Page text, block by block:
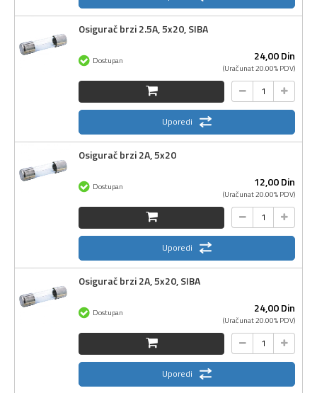
Osigurač brzi 2.5A, 5x20, SIBA
24,00Din
(Uračunat 20.00% PDV)
Dostupan
Uporedi
Osigurač brzi 2A, 5x20
12,00Din
(Uračunat 20.00% PDV)
Dostupan
Uporedi
Osigurač brzi 2A, 5x20, SIBA
24,00Din
(Uračunat 20.00% PDV)
Dostupan
Uporedi